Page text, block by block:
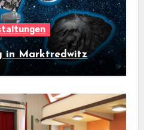
in Marktredwitz